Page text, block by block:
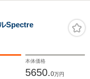
Spectre
本体価格
5650.0万円